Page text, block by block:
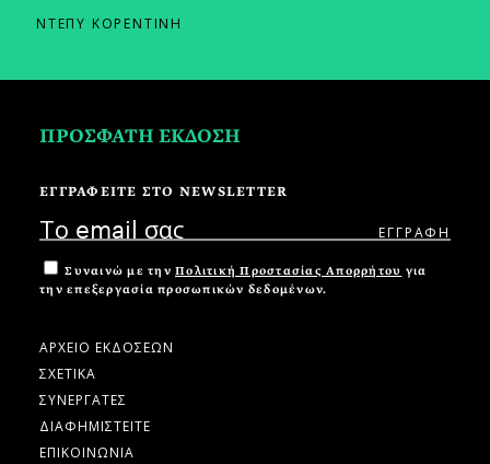
ΝΤΕΠΥ ΚΟΡΕΝΤΙΝΗ
ΠΡΟΣΦΑΤΗ ΕΚΔΟΣΗ
ΕΓΓΡΑΦΕΙΤΕ ΣΤΟ NEWSLETTER
Συναινώ με την Πολιτική Προστασίας Απορρήτου για
την επεξεργασία προσωπικών δεδομένων.
ΑΡΧΕΙΟ ΕΚΔΟΣΕΩΝ
ΣΧΕΤΙΚΑ
ΣΥΝΕΡΓΑΤΕΣ
ΔΙΑΦΗΜΙΣΤΕΙΤΕ
ΕΠΙΚΟΙΝΩΝΙΑ